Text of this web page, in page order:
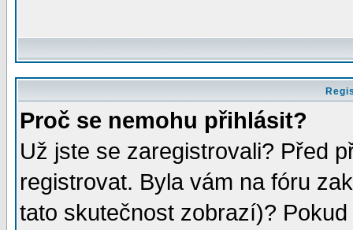
Proč se nemohu přihlásit?
Už jste se zaregistrovali? Před
registrovat. Byla vám na fóru
tato skutečnost zobrazí)?